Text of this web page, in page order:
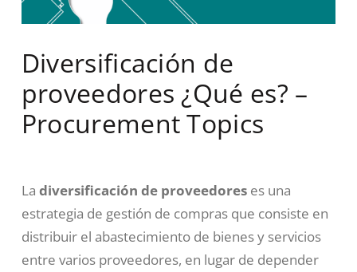
Diversificación de
proveedores ¿Qué es? –
Procurement Topics
La diversificación de proveedoreses una
estrategia de gestión de compras que consiste en
distribuir el abastecimiento de bienes y servicios
entre varios proveedores, en lugar de depender